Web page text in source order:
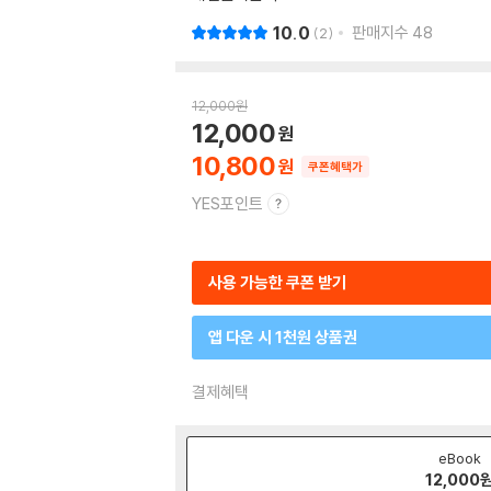
10.0 2 판매지수 48
12,000원
10,800
12,000
쿠폰혜택가
YES포인트
사용 가능한 쿠폰 받기
앱 다운 시 1천원 상품권
결제혜택
eBook
12,000